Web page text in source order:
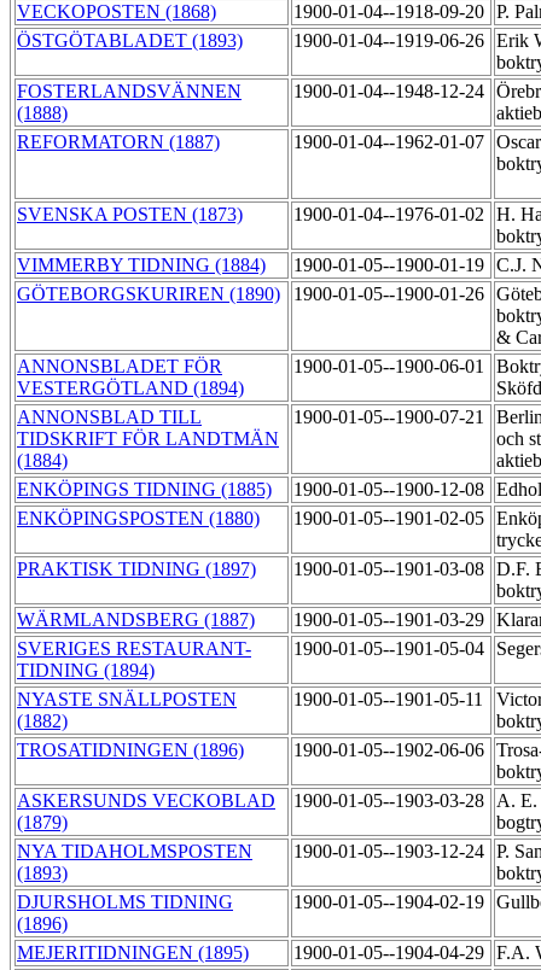
VECKOPOSTEN (1868)
1900-01-04--1918-09-20 P.
ÖSTGÖTABLADET (1893)
1900-01-04--1919-06-26 Erik
FOSTERLANDSVÄNNEN
(1888)
1900-01-04--1948-12-24
REFORMATORN (1887)
1900-01-04--1962-01-07
SVENSKA POSTEN (1873) 1900-01-04--1976-01-02
H.
VIMMERBY TIDNING (1884)
1900-01-05--1900-01-19 C.J.
GÖTEBORGSKURIREN (1890)
1900-01-05--1900-01-26
&
ANNONSBLADET FÖR
VESTERGÖTLAND (1894)
1900-01-05--1900-06-01
ANNONSBLAD TILL
TIDSKRIFT FÖR LANDTMÄN
(1884)
1900-01-05--1900-07-21
och
ENKÖPINGS TIDNING (1885)
1900-01-05--1900-12-08
ENKÖPINGSPOSTEN (1880)
1900-01-05--1901-02-05
PRAKTISK TIDNING (1897)
1900-01-05--1901-03-08 D.F.
WÄRMLANDSBERG (1887)
1900-01-05--1901-03-29
SVERIGES RESTAURANT-
TIDNING (1894)
1900-01-05--1901-05-04
NYASTE SNÄLLPOSTEN
(1882)
1900-01-05--1901-05-11
TROSATIDNINGEN (1896)
1900-01-05--1902-06-06
ASKERSUNDS VECKOBLAD
(1879)
1900-01-05--1903-03-28
A. E.
NYA TIDAHOLMSPOSTEN
(1893)
1900-01-05--1903-12-24 P.
DJURSHOLMS TIDNING
(1896)
1900-01-05--1904-02-19
MEJERITIDNINGEN (1895) 1900-01-05--1904-04-29 F.A.